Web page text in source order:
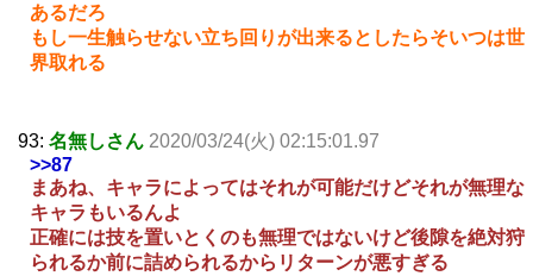
あるだろ
もし一生触らせない立ち回りが出来るとしたらそいつは世
界取れる
93: 名無しさん 2020/03/24(火) 02:15:01.97
>>87
まあね、キャラによってはそれが可能だけどそれが無理な
キャラもいるんよ
正確には技を置いとくのも無理ではないけど後隙を絶対狩
られるか前に詰められるからリターンが悪すぎる